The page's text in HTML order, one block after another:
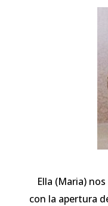
Ella (Maria)
con la apertura